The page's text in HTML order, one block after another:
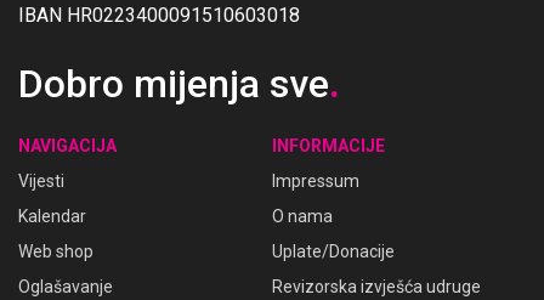
IBAN HR0223400091510603018
Dobro mijenja sve.
NAVIGACIJA
Vijesti
Kalendar
Web shop
Oglašavanje
INFORMACIJE
Impressum
O nama
Uplate/Donacije
Revizorska izvješća udruge